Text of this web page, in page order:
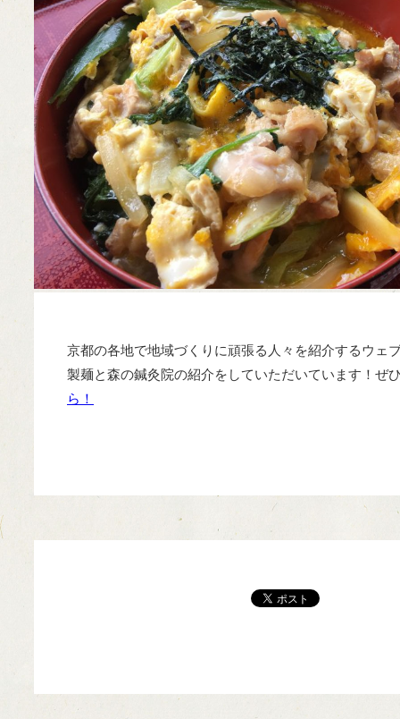
京都の各地で地域づくりに頑張る人々を紹介するウェ
製麺と森の鍼灸院の紹介をしていただいています！ぜ
ら！